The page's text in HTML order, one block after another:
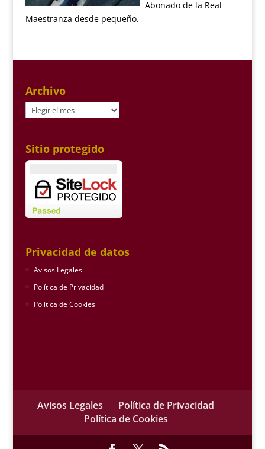
Abonado de la Real
Maestranza desde pequeño.
Archivo
Archivo
Sitio protegido
Privacidad de datos
Avisos Legales
Política de Privacidad
Política de Cookies
Avisos Legales
Política de Privacidad
Política de Cookies